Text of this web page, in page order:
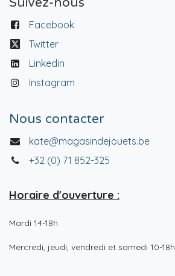
Facebook
Twitter
Linkedin
Instagram
Nous contacter
kate@magasindejouets.be
+32 (0) 71 852-325
Horaire d'ouverture :
Mardi 14-18h
Mercredi, jeudi, vendredi et samedi 10-18h